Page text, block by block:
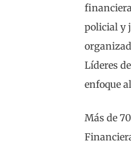
policial y
Líderes
enfoque
Más de